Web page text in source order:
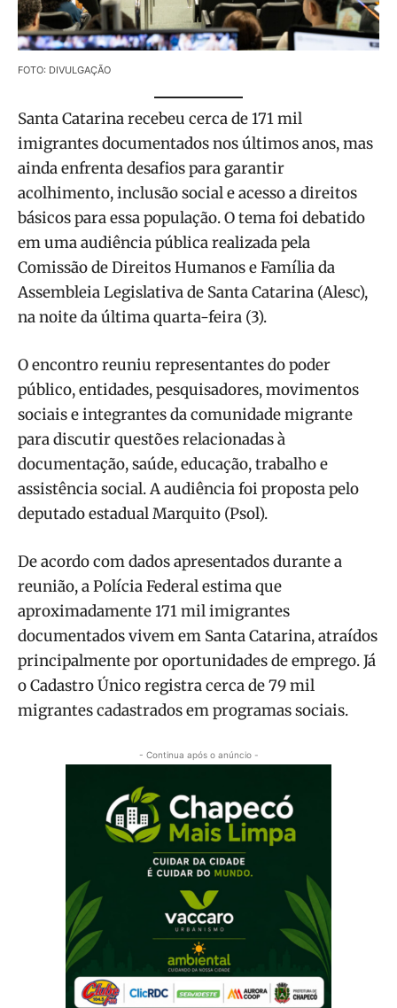
FOTO: DIVULGAÇÃO
Santa Catarina recebeu cerca de 171 mil
imigrantes documentados nos últimos anos, mas
ainda enfrenta desafios para garantir
acolhimento, inclusão social e acesso a direitos
básicos para essa população. O tema foi debatido
em uma audiência pública realizada pela
Comissão de Direitos Humanos e Família da
Assembleia Legislativa de Santa Catarina (Alesc),
na noite da última quarta-feira (3).
O encontro reuniu representantes do poder
público, entidades, pesquisadores, movimentos
sociais e integrantes da comunidade migrante
para discutir questões relacionadas à
documentação, saúde, educação, trabalho e
assistência social. A audiência foi proposta pelo
deputado estadual Marquito (Psol).
De acordo com dados apresentados durante a
reunião, a Polícia Federal estima que
aproximadamente 171 mil imigrantes
documentados vivem em Santa Catarina, atraídos
principalmente por oportunidades de emprego. Já
o Cadastro Único registra cerca de 79 mil
migrantes cadastrados em programas sociais.
- Continua após o anúncio -